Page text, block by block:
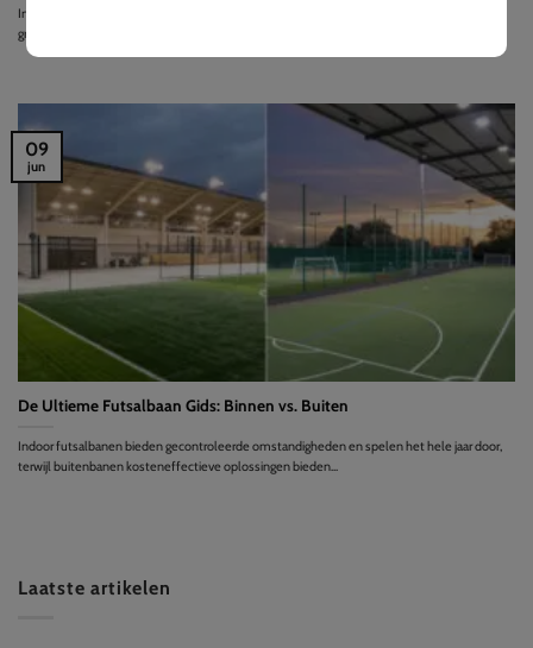
Investeren in futsalbanen kan zeer winstgevend zijn, want de wereldwijde futsalmarkt
groeit met...
De Ultieme Futsalbaan Gids: Binnen vs. Buiten
Indoor futsalbanen bieden gecontroleerde omstandigheden en spelen het hele jaar door,
terwijl buitenbanen kosteneffectieve oplossingen bieden...
09
jun
Laatste artikelen